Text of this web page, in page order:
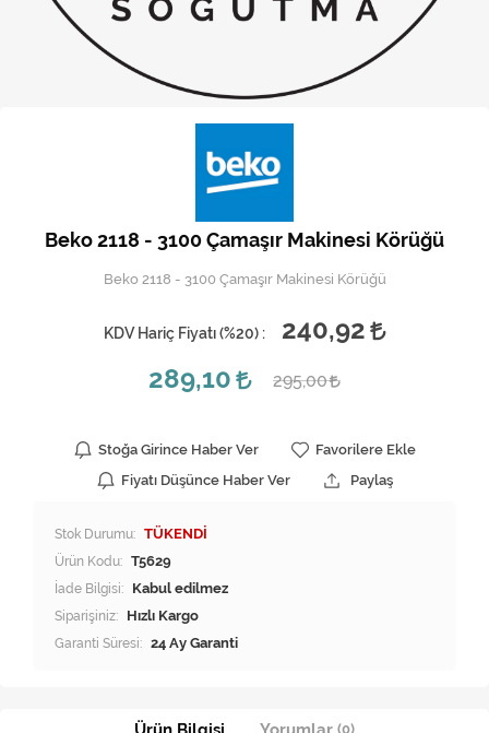
Kombi
Musluk
Beko 2118 - 3100 Çamaşır Makinesi Körüğü
Beko 2118 - 3100 Çamaşır Makinesi Körüğü
KDV Hariç Fiyatı (%20) :
240,92
289,10
295,00
Stoğa Girince Haber Ver
Favorilere Ekle
Fiyatı Düşünce Haber Ver
Paylaş
Stok Durumu: TÜKENDİ
Ürün Kodu: T5629
İade Bilgisi:
Siparişiniz: Hızlı Kargo
Garanti Süresi: 24 Ay Garanti
(0)